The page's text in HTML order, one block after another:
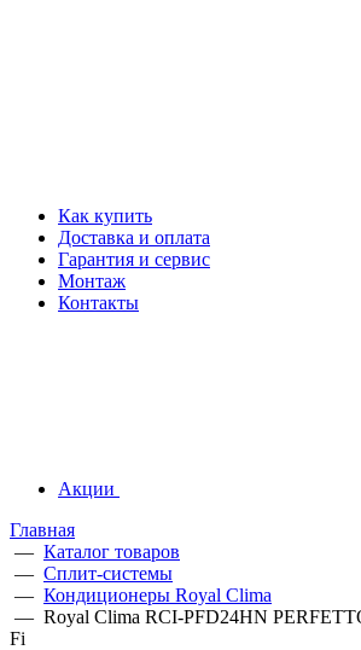
Как купить
Доставка и оплата
Гарантия и сервис
Монтаж
Контакты
Акции
Главная
— Каталог товаров
— Сплит-системы
— Кондиционеры Royal Clima
— Royal Clima RCI-PFD24HN
Fi